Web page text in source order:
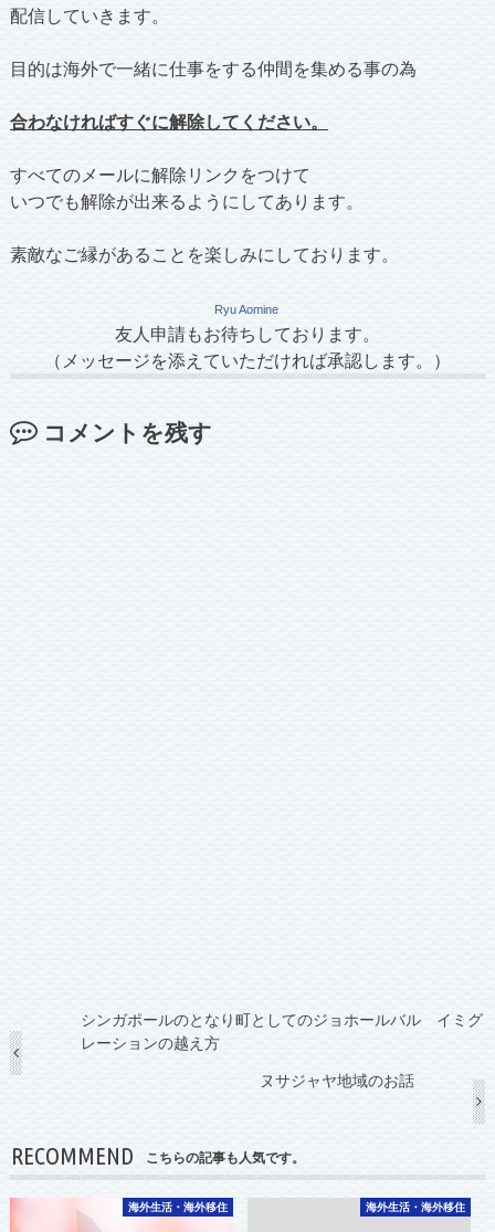
配信していきます。
目的は海外で一緒に仕事をする仲間を集める事の為
合わなければすぐに解除してください。
すべてのメールに解除リンクをつけて
いつでも解除が出来るようにしてあります。
素敵なご縁があることを楽しみにしております。
Ryu Aomine
友人申請もお待ちしております。
（メッセージを添えていただければ承認します。）
コメントを残す
シンガポールのとなり町としてのジョホールバル イミグ
レーションの越え方
ヌサジャヤ地域のお話
RECOMMEND こちらの記事も人気です。
海外生活・海外移住 海外生活・海外移住